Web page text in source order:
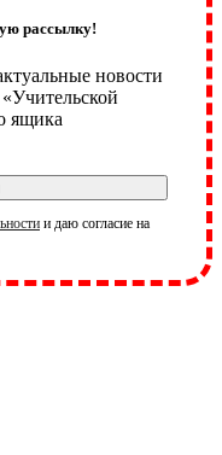
рассылку!
новости
ящика
и даю согласие на